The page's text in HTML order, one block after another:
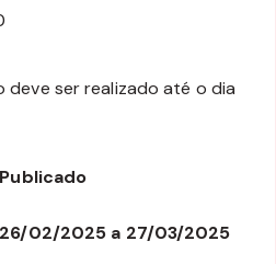
ser realizado até o dia
02/2025 a 27/03/2025